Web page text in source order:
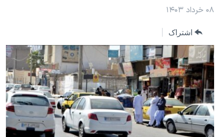
جهشورزشی
ویدیوها
فرهنگ و زندگی
حقوق شهروندی
اقتصادی
علم و فناوری
جام جهانی ۲۰۲۶
بایگانی برنامه‌های تلویزیونی
مستندها
انتخابات ریاست جمهوری آمریکا ۲۰۲۴
حمله جمهوری اسلامی به اسرائیل
رمز مهسا
فرکانس‌های صدای آمریکا
پخش رادیویی
یادگیری زبان انگلیسی
دنبال کنید
۰۸ خرداد ۱۴۰۳
اشتراک